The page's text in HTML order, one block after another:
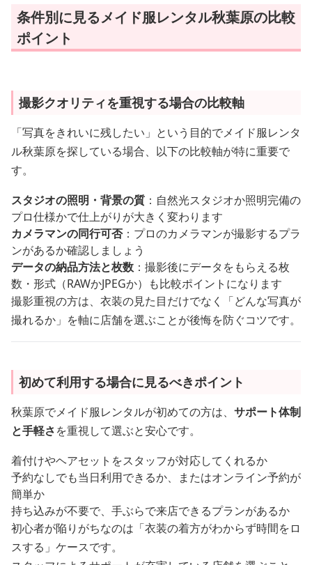
条件別に見るメイド服レンタル秋葉原の比較
ポイント
撮影クオリティを重視する場合の比較軸
「写真をきれいに残したい」という目的でメイド服レンタ
ル秋葉原を探している場合、以下の比較軸が特に重要で
す。
スタジオの照明・背景の質 ：自然光スタジオか照明完備の
プロ仕様かで仕上がりが大きく変わります
カメラマンの同行可否：プロのカメラマンが撮影するプラ
ンがあるか確認しましょう
データの納品方法と枚数 ：撮影後にデータをもらえる枚
数・形式（RAWかJPEGか）も比較ポイントになります
撮影重視の方は、衣装の見た目だけでなく「どんな写真が
撮れるか」を軸に店舗を選ぶことが後悔を防ぐコツです。
初めて利用する場合に見るべきポイント
秋葉原でメイド服レンタルが初めての方は、 サポート体制
と手軽さを重視して選ぶと安心です。
着付けやヘアセットをスタッフが対応してくれるか
予約なしでも当日利用できるか、またはオンライン予約が
簡単か
持ち込みが不要で、手ぶらで来店できるプランがあるか
初心者が陥りがちなのは「衣装の着方がわからず時間をロ
スする」ケースです。